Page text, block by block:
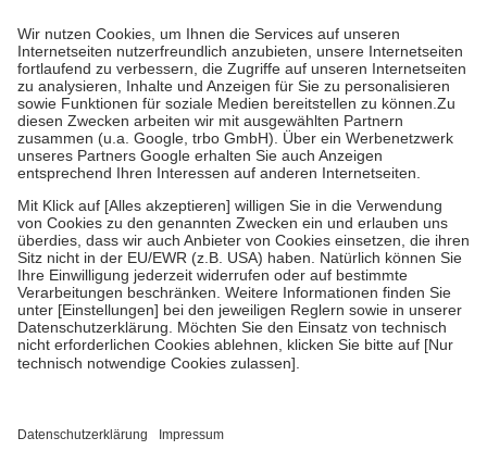
höchstens zehn Euro.
Es sind jedoch nie mehr als die tatsächlichen
Kosten der Leistung zu entrichten.
Diese Regeln gelten grundsätzlich auch für Online-Apotheken.
Bei Heilmitteln und häuslicher Krankenpflege beträgt die
Zuzahlung zehn Prozent der Kosten sowie zehn Euro je
Verordnung.
Um das Engagement der Versicherten für ihre eigene Gesundheit zu
stärken und die besondere Stellung der Familie zu unterstützen,
fallenkeine Zuzahlungenan bei:
• Kindern und Jugendlichen bis zum vollendeten 18. Lebensjahr
mit Ausnahme der Fahrkosten
• Untersuchungen zur Vorsorge und Früherkennung, die von der
GKV getragen werden
• empfohlenen Schutzimpfungen
• Harn- und Blutteststreifen
getroffen, um sicherzustellen, dass es sich um echte Bewertungen